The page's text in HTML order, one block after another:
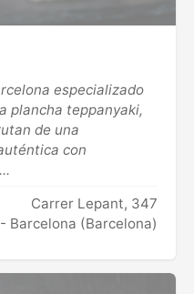
especializado
plancha teppanyaki,
de una
con
Carrer Lepant, 347
Barcelona (Barcelona)